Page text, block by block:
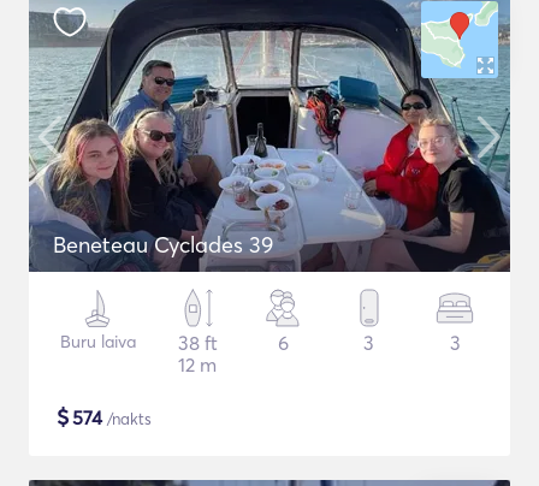
Beneteau Cyclades 39
Buru laiva
38 ft
12 m
6 3 3
$574/nakts